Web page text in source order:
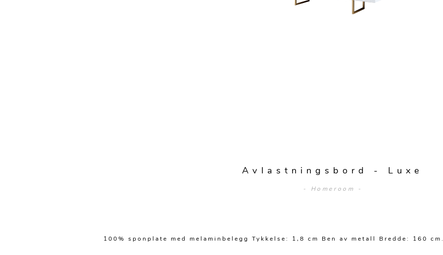
Avlastningsbord - Luxe
- Homeroom -
100% sponplate med melaminbelegg Tykkelse: 1,8 cm Ben av metall Bredde: 160